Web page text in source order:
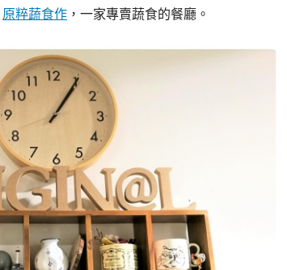
原粹蔬食作 ，一家專賣蔬食的餐廳。